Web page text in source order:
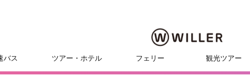
バス ツアー・ホテル フェリー 観光ツアー